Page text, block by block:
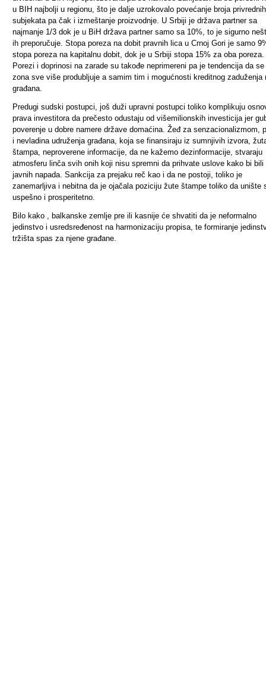
u BIH najbolji u regionu, što je dalje uzrokovalo povećanje broja privrednih
subjekata pa čak i izmeštanje proizvodnje. U Srbiji je država partner sa
najmanje 1/3 dok je u BiH država partner samo sa 10%, to je sigurno
ih preporučuje. Stopa poreza na dobit pravnih lica u Crnoj Gori je samo
stopa poreza na kapitalnu dobit, dok je u Srbiji stopa 15% za oba poreza.
Porezi i doprinosi na zarade su takođe neprimereni pa je tendencija da
zona sve više produbljuje a samim tim i mogućnosti kreditnog zaduženja
građana.
Predugi sudski postupci, još duži upravni postupci toliko komplikuju
prava investitora da prečesto odustaju od višemilionskih investicija jer
poverenje u dobre namere države domaćina. Žeđ za senzacionalizmom,
i nevladina udruženja građana, koja se finansiraju iz sumnjivih izvora,
štampa, neproverene informacije, da ne kažemo dezinformacije, stvaraju
atmosferu linča svih onih koji nisu spremni da prihvate uslove kako bi bili
javnih napada. Sankcija za prejaku reč kao i da ne postoji, toliko je
zanemarljiva i nebitna da je ojačala poziciju žute štampe toliko da unište
uspešno i prosperitetno.
Bilo kako , balkanske zemlje pre ili kasnije će shvatiti da je neformalno
jedinstvo i usredsređenost na harmonizaciju propisa, te formiranje
tržišta spas za njene građane.